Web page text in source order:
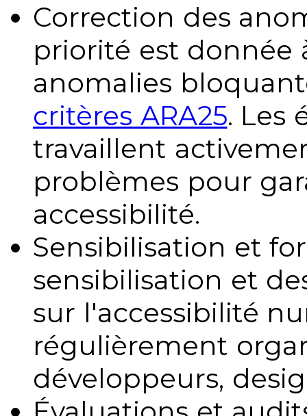
Correction des
priorité est donnée
anomalies
critères ARA25. Les
travaillent
problèmes pour
accessibilité.
Sensibilisation et
sensibilisation et
sur l'accessibilité
régulièrement
développeurs,